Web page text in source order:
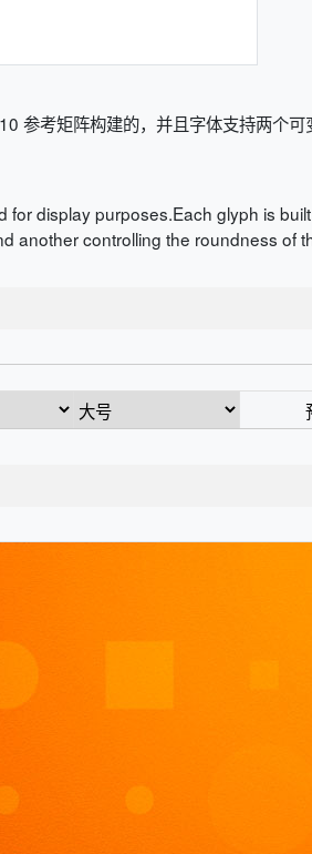
参考矩阵构建的，并且字体支持两个可
for display purposes.Each glyph is
another controlling the roundness of